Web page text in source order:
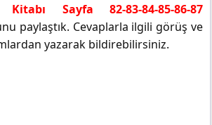
Sayfa 82-83-84-85-86-87
paylaştık. Cevaplarla ilgili görüş ve
yazarak bildirebilirsiniz.